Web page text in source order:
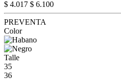
$ 4.017 $ 6.100
PREVENTA
Color
Talle
35
36